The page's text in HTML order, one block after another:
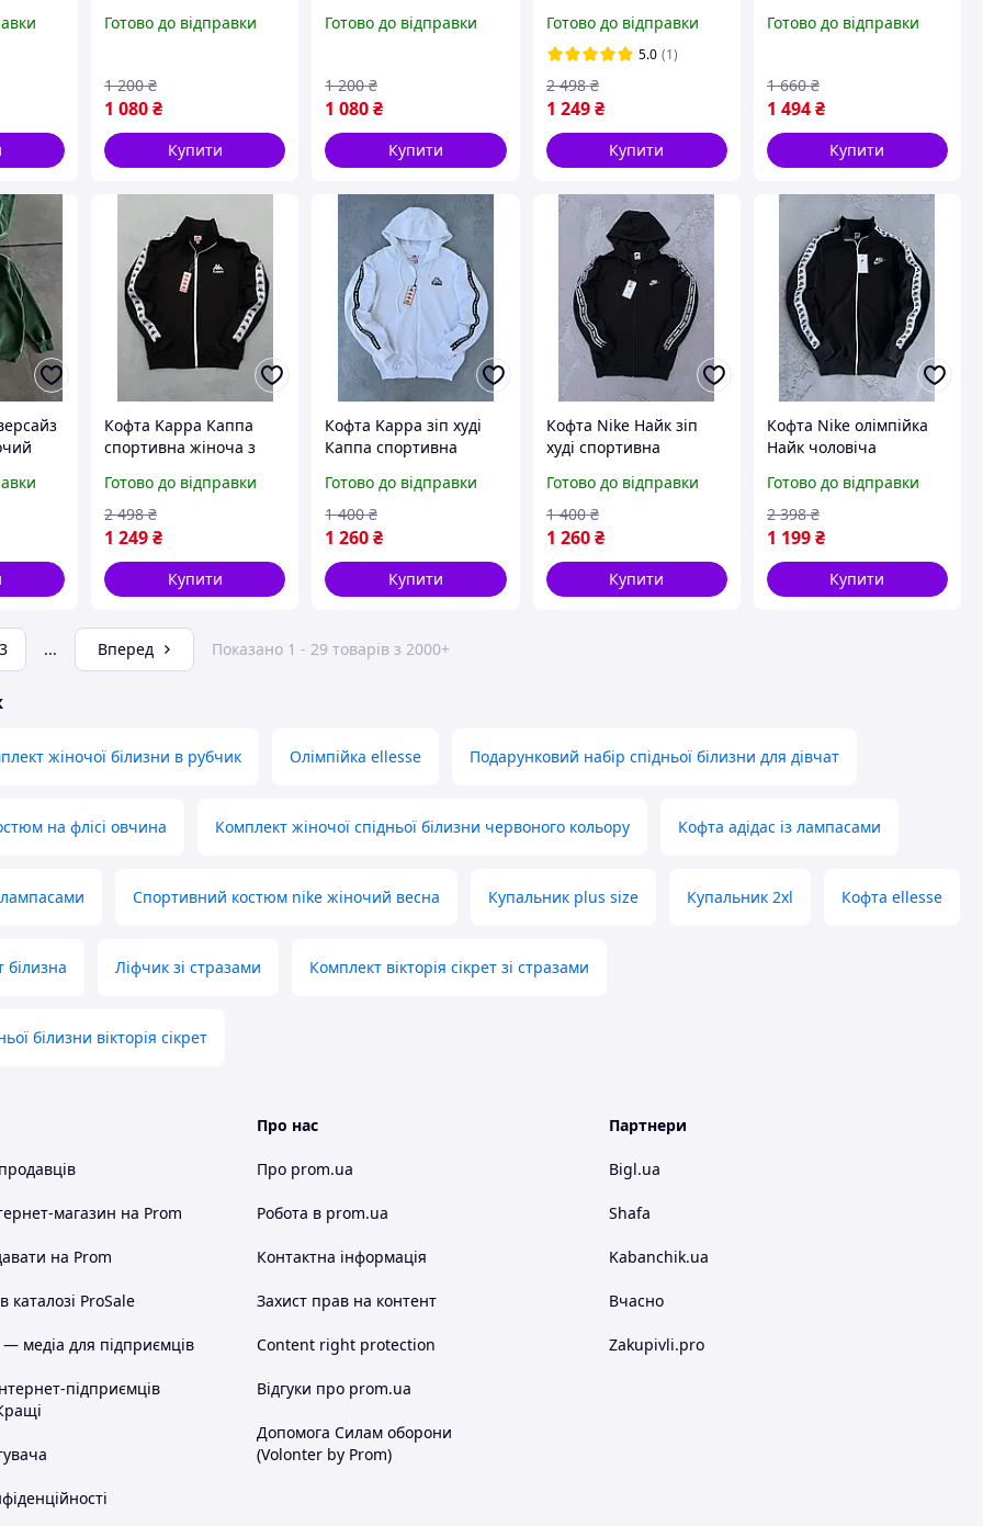
жіноча чорна
Готово до відправки
1 080₴
1 200 ₴
Купити
жіноча чорна
Готово до відправки
1 080₴
1 200 ₴
Купити
жіноча чорна
Готово до відправки
5.0 (1)
1 249 ₴
2 498 ₴
Купити
спортивна кофта Найк
Готово до відправки
1 494₴
1 660 ₴
Купити
Найк
Кофта Kappa Каппа
спортивна жіноча з
Готово до відправки
1 249₴
2 498 ₴
Купити
Кофта Kappa зіп худі
Каппа спортивна
лампасами біла
Готово до відправки
1 260₴
1 400 ₴
Купити
Кофта Nike Найк зіп
худі спортивна
лампасах чорна
Готово до відправки
1 260 ₴
1 400 ₴
Купити
Кофта Nike олімпійка
Найк чоловіча
чорна з лампасами
Готово до відправки
1 199₴
2 398 ₴
Купити
3 ... Вперед Показано 1 - 29 товарів з 2000+
жіночої білизни в рубчик Олімпійка ellesse Подарунковий набір спідньої білизни для дівчат
на флісі овчина Комплект жіночої спідньої білизни червоного кольору Кофта адідас із лампасами
Спортивний костюм nike жіночий весна Купальник plus size Купальник 2xl Кофта ellesse
білизна Ліфчик зі стразами Комплект вікторія сікрет зі стразами
білизни вікторія сікрет
магазин на Prom
на Prom
каталозі ProSale
медіа для підприємців
підприємців
Про нас
Про prom.ua
Робота в prom.ua
Контактна інформація
Захист прав на контент
Content right protection
Відгуки про prom.ua
Допомога Силам оборони
(Volonter by Prom)
Партнери
Bigl.ua
Shafa
Kabanchik.ua
Вчасно
Zakupivli.pro